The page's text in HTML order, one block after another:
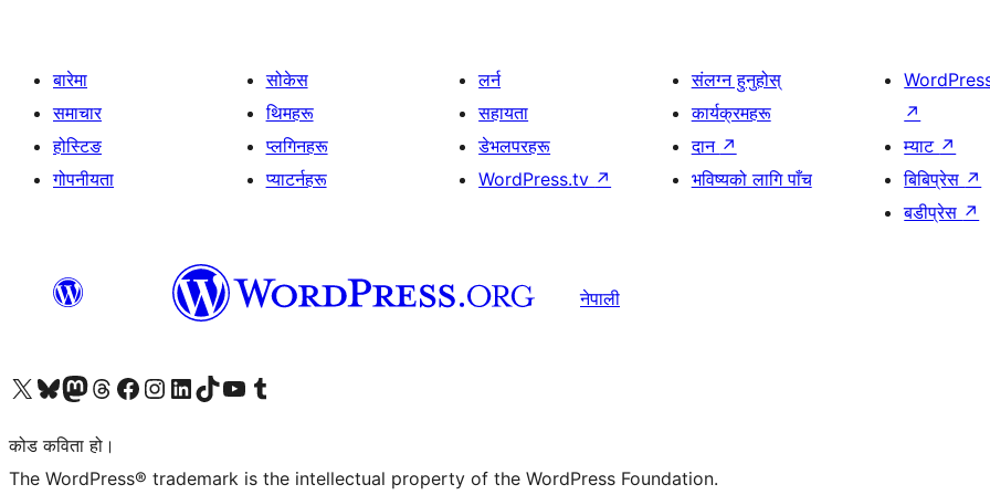
बारेमा
समाचार
होस्टिङ
गोपनीयता
सोकेस
थिमहरू
प्लगिनहरू
प्याटर्नहरू
लर्न
सहायता
डेभलपरहरू
WordPress.tv ↗
संलग्न हुनुहोस्
कार्यक्रमहरू
दान ↗
भविष्यको लागि पाँच
↗
म्याट ↗
बिबिप्रेस ↗
बडीप्रेस ↗
नेपाली
हाम्रो X (पहिले ट्विटर) खातामा जानुहोस्
हाम्रो Bluesky खाता भ्रमण गर्नुहोस्
हाम्रो म्यास्टोडन खाता भ्रमण गर्नुहोस्
हाम्रो थ्रेड्स खातामा जानुहोस्
हाम्रो फेसबुक पेजमा जानुहोस्
हाम्रो इन्स्टाग्राम खातामा जानुहोस्
हाम्रो लिङ्क्डइन खातामा जानुहोस्
हाम्रो TikTok खाता भ्रमण गर्नुहोस्
हाम्रो युट्युब च्यानलमा जानुहोस्
हाम्रो टम्बलर खाता भ्रमण गर्नुहोस्
कोड कविता हो।
The WordPress® trademark is the intellectual property of the WordPress Foundation.